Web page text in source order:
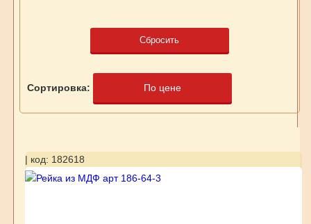
Сбросить
Сортировка: По цене
| код: 182618